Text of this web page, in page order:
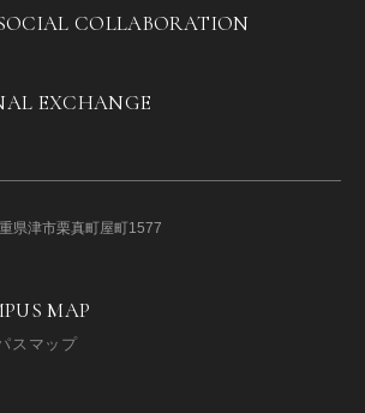
COLLABORATION
EXCHANGE
県津市栗真町屋町1577
MAP
スマップ